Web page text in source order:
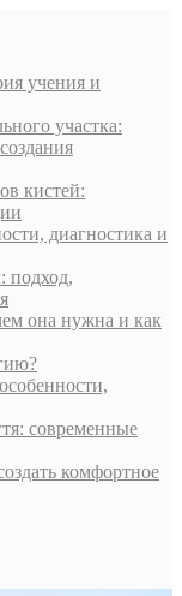
учения и
участка:
кистей:
диагностика и
подход,
она нужна и как
современные
комфортное